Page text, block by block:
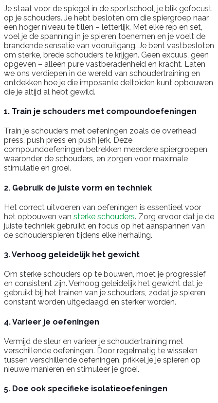
Je staat voor de spiegel in de sportschool, je blik gefocust
op je schouders. Je hebt besloten om die spiergroep naar
een hoger niveau te tillen – letterlijk. Met elke rep en set,
voel je de spanning in je spieren toenemen en je voelt de
brandende sensatie van vooruitgang. Je bent vastbesloten
om sterke, brede schouders te krijgen. Geen excuus, geen
opgeven – alleen pure vastberadenheid en kracht. Laten
we ons verdiepen in de wereld van schoudertraining en
ontdekken hoe je die imposante deltoïden kunt opbouwen
die je altijd al hebt gewild.
1. Train je schouders met compoundoefeningen
Train je schouders met oefeningen zoals de overhead
press, push press en push jerk. Deze
compoundoefeningen betrekken meerdere spiergroepen,
waaronder de schouders, en zorgen voor maximale
stimulatie en groei.
2. Gebruik de juiste vorm en techniek
Het correct uitvoeren van oefeningen is essentieel voor
het opbouwen van sterke schouders. Zorg ervoor dat je de
juiste techniek gebruikt en focus op het aanspannen van
de schouderspieren tijdens elke herhaling.
3. Verhoog geleidelijk het gewicht
Om sterke schouders op te bouwen, moet je progressief
en consistent zijn. Verhoog geleidelijk het gewicht dat je
gebruikt bij het trainen van je schouders, zodat je spieren
constant worden uitgedaagd en sterker worden.
4. Varieer je oefeningen
Vermijd de sleur en varieer je schoudertraining met
verschillende oefeningen. Door regelmatig te wisselen
tussen verschillende oefeningen, prikkel je je spieren op
nieuwe manieren en stimuleer je groei.
5. Doe ook specifieke isolatieoefeningen